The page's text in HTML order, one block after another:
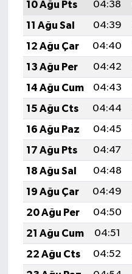
10 Ağu Pts
04:38
11 Ağu Sal
04:39
12 Ağu Çar
04:40
13 Ağu Per
04:42
14 Ağu Cum
04:43
15 Ağu Cts
04:44
16 Ağu Paz
04:45
17 Ağu Pts
04:47
18 Ağu Sal
04:48
19 Ağu Çar
04:49
20 Ağu Per
04:50
21 Ağu Cum
04:51
22 Ağu Cts
04:52